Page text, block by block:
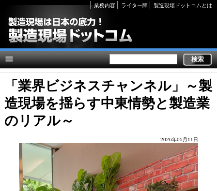
Secondary
links
業務内容 ライター陣 製造現場ドットコムとは
「業界ビジネスチャンネル」～製
造現場を揺らす中東情勢と製造業
のリアル～
2026年05月11日